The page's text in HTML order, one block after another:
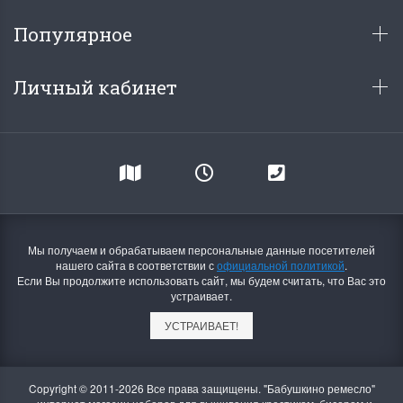
Популярное
Личный кабинет
Мы получаем и обрабатываем персональные данные посетителей
нашего сайта в соответствии софициальной политикой.
Если Вы продолжите использовать сайт, мы будем считать, что Вас это
устраивает.
УСТРАИВАЕТ!
Copyright © 2011-2026 Все права защищены. "Бабушкино ремесло"